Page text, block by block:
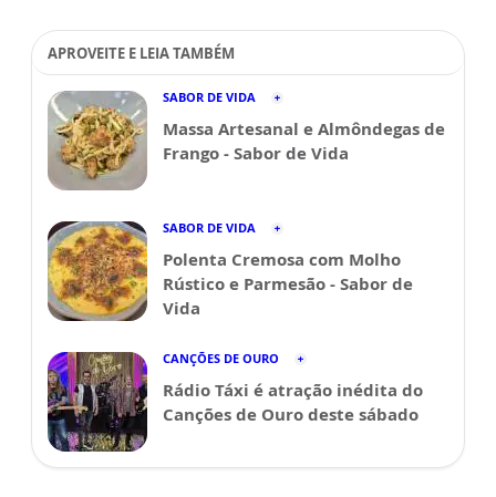
APROVEITE E LEIA TAMBÉM
SABOR DE VIDA
Massa Artesanal e Almôndegas de
Frango - Sabor de Vida
SABOR DE VIDA
Polenta Cremosa com Molho
Rústico e Parmesão - Sabor de
Vida
CANÇÕES DE OURO
Rádio Táxi é atração inédita do
Canções de Ouro deste sábado